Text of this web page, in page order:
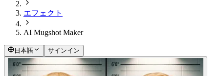
エフェクト
AI Mugshot Maker
日本語 サインイン